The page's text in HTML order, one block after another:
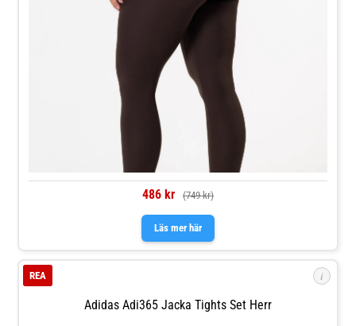
486 kr (749 kr)
Läs mer här
i
Adidas Adi365 Jacka Tights Set Herr
REA